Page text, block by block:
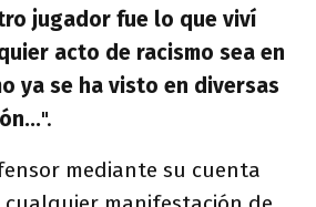
jugador fue lo que viví
acto de racismo sea en
ya se ha visto en diversas
".
mediante su cuenta